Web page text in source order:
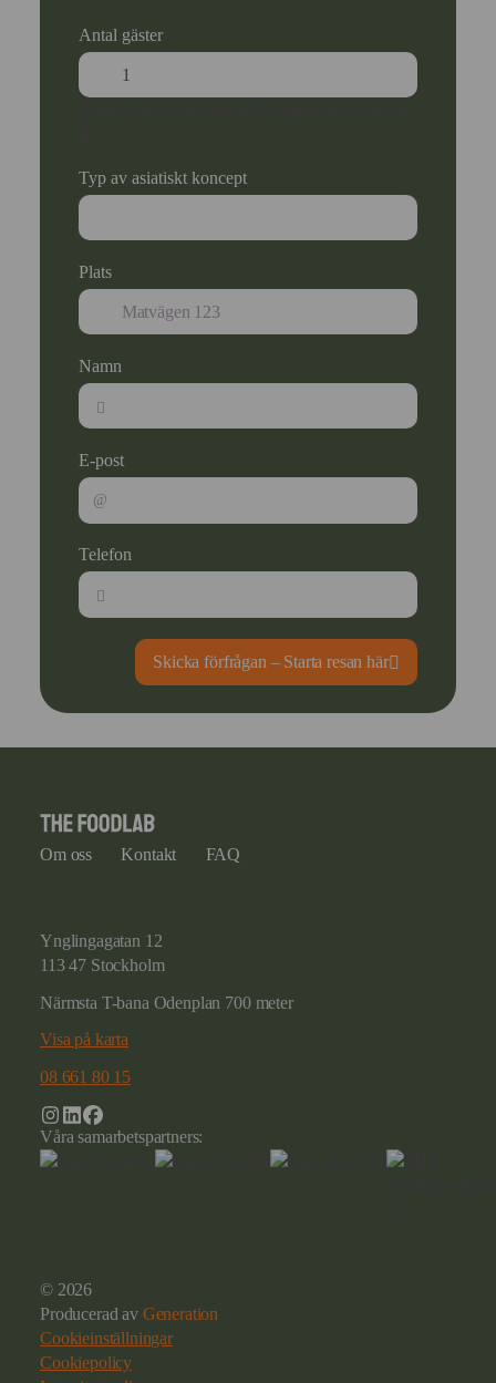
Antal gäster
Typ av asiatiskt koncept
Plats
Namn
E-post
Telefon
Skicka förfrågan – Starta resan här
Om oss Kontakt FAQ
Ynglingagatan 12
113 47 Stockholm
Närmsta T-bana Odenplan 700 meter
Visa på karta
08 661 80 15
Våra samarbetspartners:
© 2026
Producerad av Generation
Cookieinställningar
Cookiepolicy